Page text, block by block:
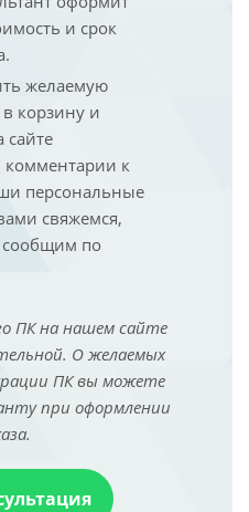
и срок
желаемую
корзину и
сайте
комментарии к
персональные
свяжемся,
по
ПК на нашем сайте
О желаемых
ПК вы можете
при оформлении